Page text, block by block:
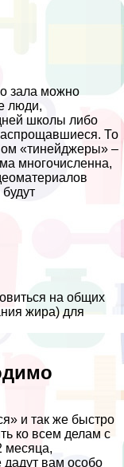
зала можно
люди,
школы либо
То
«тинейджеры» –
многочисленна,
на общих
жира) для
и так же быстро
ко всем делам с
месяца,
вам особо